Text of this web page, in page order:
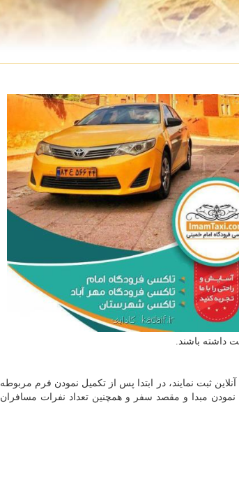
داشته باشند.
ثبت نمایند، در ابتدا پس از تکمیل نمودن فرم مربوطه
مبدا و مقصد سفر و همچنین تعداد نفرات مسافران